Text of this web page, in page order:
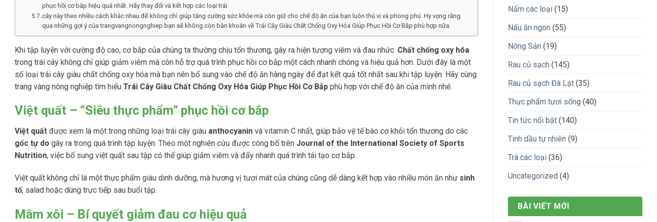
phục hồi cơ bắp hiệu quả nhất. Hãy thay đổi và kết hợp các loại trái
cây này theo nhiều cách khác nhau để không chỉ giúp tăng cường sức khỏe mà còn giữ cho chế độ ăn của bạn luôn thú vị và phong phú. Hy vọng rằng
qua những gợi ý của trangvangnongnghiep bạn sẽ không còn băn khoăn về Trái Cây Giàu Chất Chống Oxy Hóa Giúp Phục Hồi Cơ Bắp phù hợp nữa.
Khi tập luyện với cường độ cao, cơ bắp của chúng ta thường chịu tổn thương, gây ra hiện tượng viêm và đau nhức. Chất chống oxy hóa
trong trái cây không chỉ giúp giảm viêm mà còn hỗ trợ quá trình phục hồi cơ bắp một cách nhanh chóng và hiệu quả hơn. Dưới đây là một
số loại trái cây giàu chất chống oxy hóa mà bạn nên bổ sung vào chế độ ăn hàng ngày để đạt kết quả tốt nhất sau khi tập luyện. Hãy cùng
trang vàng nông nghiệp tìm hiểu Trái Cây Giàu Chất Chống Oxy Hóa Giúp Phục Hồi Cơ Bắp phù hợp với chế độ ăn của mình nhé.
Việt quất – “Siêu thực phẩm” phục hồi cơ bắp
Việt quất được xem là một trong những loại trái cây giàu anthocyanin và vitamin C nhất, giúp bảo vệ tế bào cơ khỏi tổn thương do các
gốc tự do gây ra trong quá trình tập luyện. Theo một nghiên cứu được công bố trên Journal of the International Society of Sports
Nutrition, việc bổ sung việt quất sau tập có thể giúp giảm viêm và đẩy nhanh quá trình tái tạo cơ bắp​.
Việt quất không chỉ là một thực phẩm giàu dinh dưỡng, mà hương vị tươi mát của chúng cũng dễ dàng kết hợp vào nhiều món ăn như sinh
tố, salad hoặc dùng trực tiếp sau buổi tập.
Mâm xôi – Bí quyết giảm đau cơ hiệu quả
Nấm các loại (15)
Nấu ăn ngon (55)
Nông Sản (19)
Rau củ sạch (145)
Rau củ sạch Đà Lạt (35)
Thực phẩm tươi sống (40)
Tin tức nổi bật (140)
Tinh dầu tự nhiên (9)
Trà các loại (36)
Uncategorized (4)
BÀI VIẾT MỚI